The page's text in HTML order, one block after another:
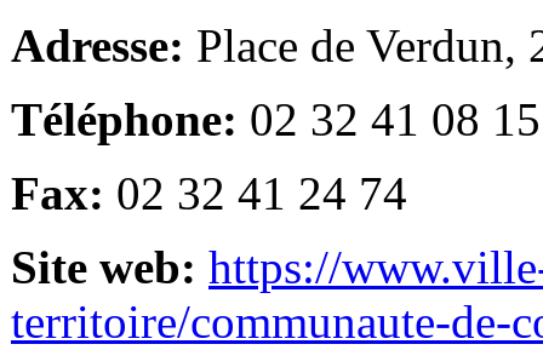
Adresse: Place de Verdun,
Téléphone: 02 32 41 08 15
Fax: 02 32 41 24 74
Site web: https://
territoire/communaute-de-